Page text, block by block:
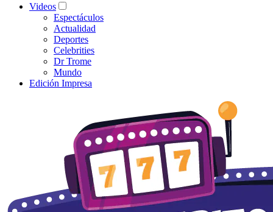
Videos
Espectáculos
Actualidad
Deportes
Celebrities
Dr Trome
Mundo
Edición Impresa